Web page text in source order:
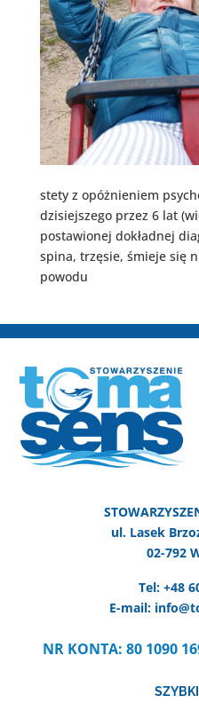
stety z opóżnieniem
dzisiejszego przez 6 lat
postawionej dokładnej
spina, trzęsie, śmieje się
powodu
ul. Lasek
02-792
Tel: +48
E-mail:
NR KONTA: 80 1090